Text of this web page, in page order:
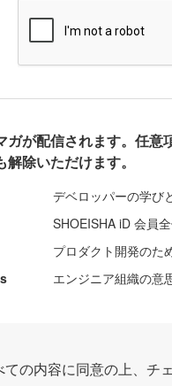
ガが配信されます。任
除いただけます。
デベロッパーの学び
SHOEISHA iD 会員
プロダクト開発のた
エンジニア組織の意
の内容に同意の上、チ